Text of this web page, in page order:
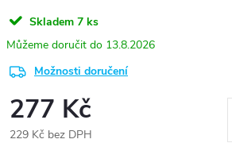
Skladem 7 ks
13.8.2026
Možnosti doručení
277 Kč
229 Kč bez DPH